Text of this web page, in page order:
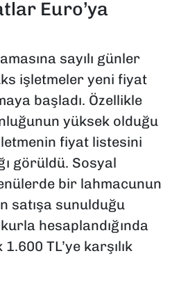
Euro’ya
sayılı günler
işletmeler yeni fiyat
başladı. Özellikle
yüksek olduğu
fiyat listesini
görüldü. Sosyal
bir lahmacunun
satışa sunulduğu
hesaplandığında
TL’ye karşılık